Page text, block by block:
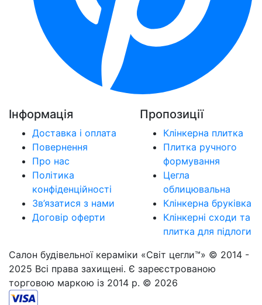
Інформація
Доставка і оплата
Повернення
Про нас
Політика
конфіденційності
Зв’язатися з нами
Договір оферти
Пропозиції
Клінкерна плитка
Плитка ручного
формування
Цегла
облицювальна
Клінкерна бруківка
Клінкерні сходи та
плитка для підлоги
Салон будівельної кераміки «Світ цегли™» © 2014 -
2025 Всі права захищені. Є зареєстрованою
торговою маркою із 2014 р. © 2026